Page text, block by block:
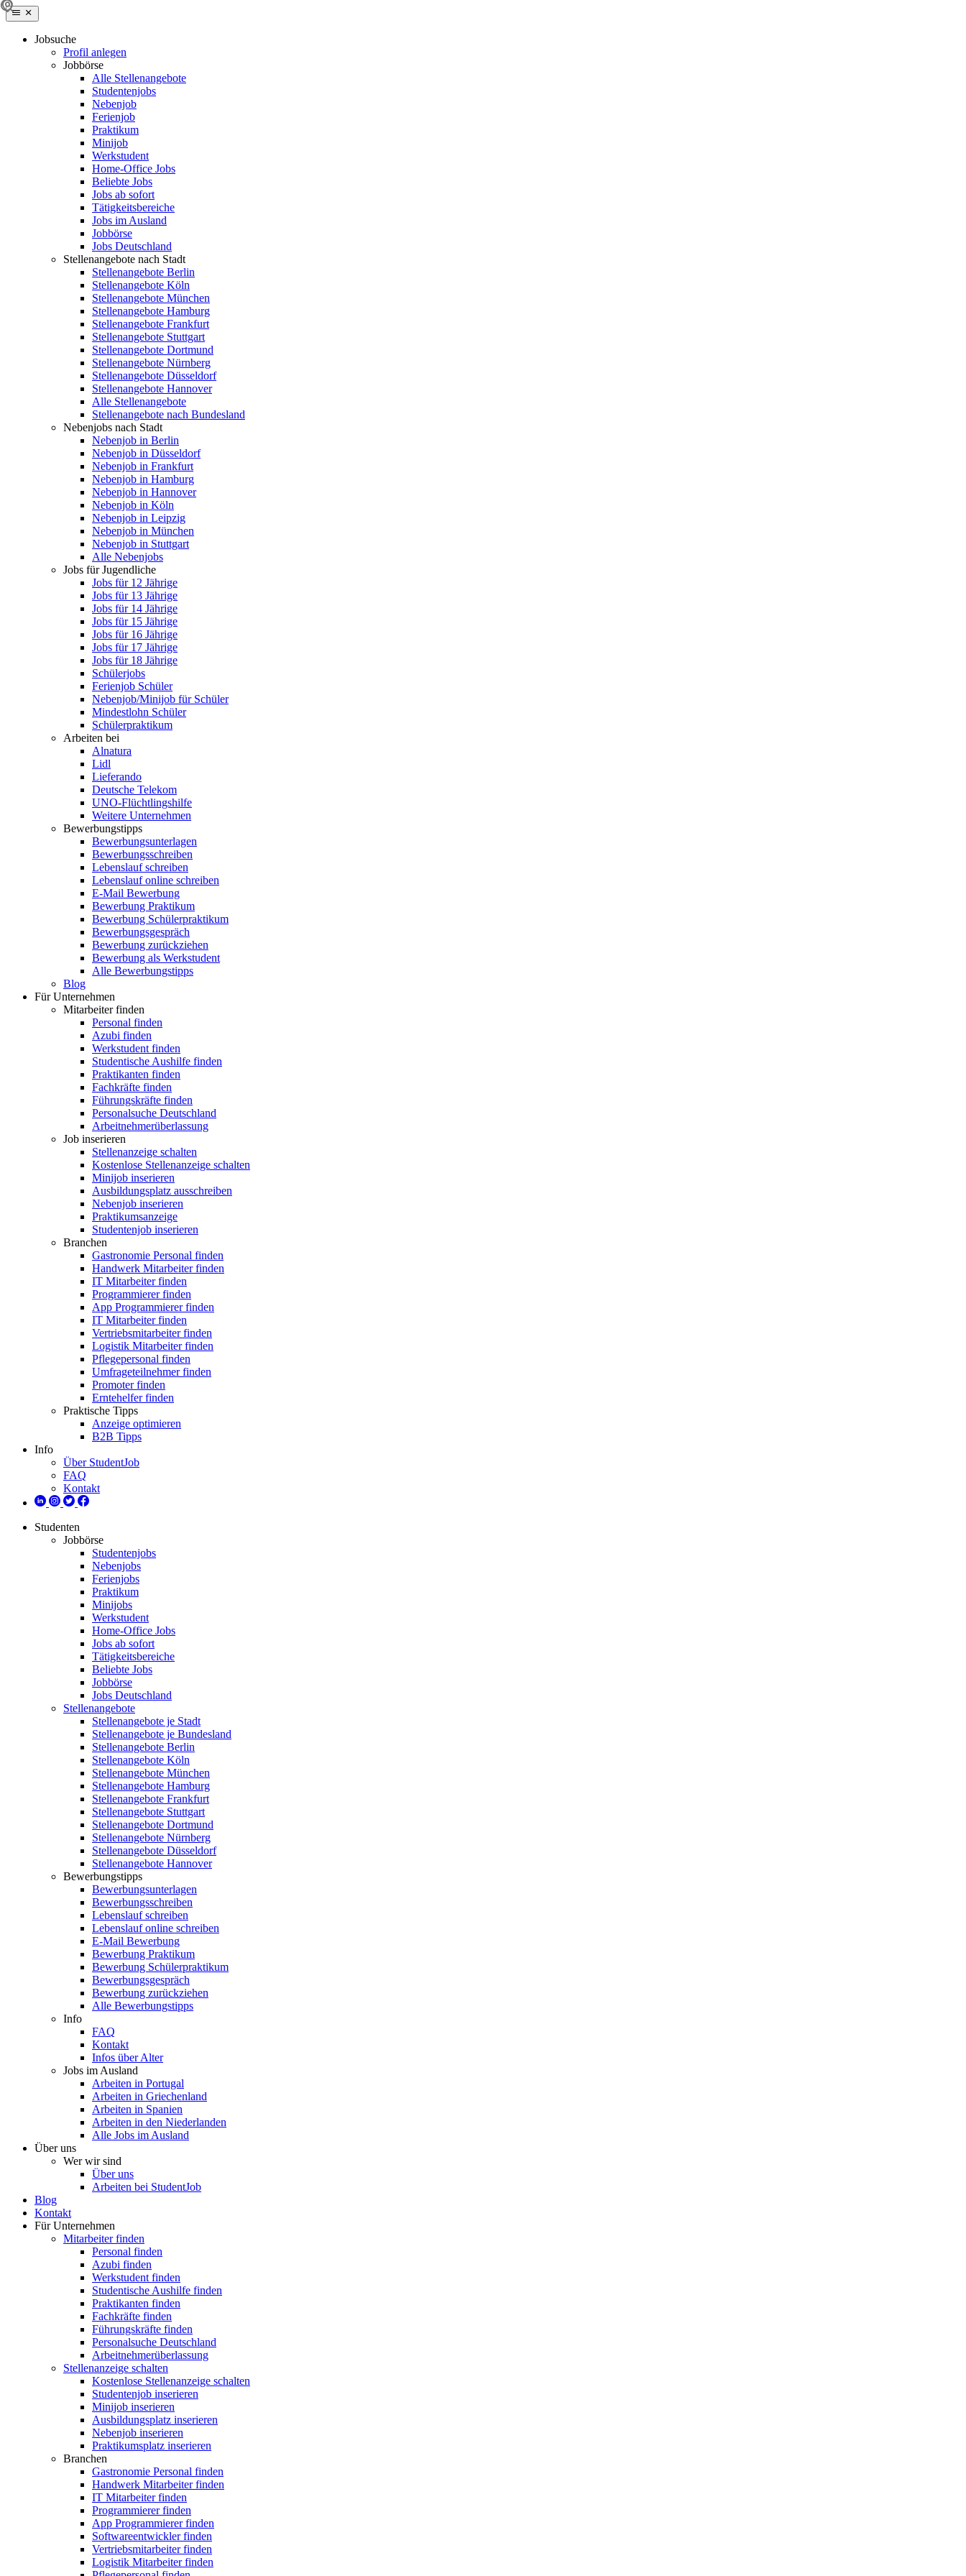
Jobsuche
Profil anlegen
Jobbörse
Alle Stellenangebote
Studentenjobs
Nebenjob
Ferienjob
Praktikum
Minijob
Werkstudent
Home-Office Jobs
Beliebte Jobs
Jobs ab sofort
Tätigkeitsbereiche
Jobs im Ausland
Jobbörse
Jobs Deutschland
Stellenangebote nach Stadt
Stellenangebote Berlin
Stellenangebote Köln
Stellenangebote München
Stellenangebote Hamburg
Stellenangebote Frankfurt
Stellenangebote Stuttgart
Stellenangebote Dortmund
Stellenangebote Nürnberg
Stellenangebote Düsseldorf
Stellenangebote Hannover
Alle Stellenangebote
Stellenangebote nach Bundesland
Nebenjobs nach Stadt
Nebenjob in Berlin
Nebenjob in Düsseldorf
Nebenjob in Frankfurt
Nebenjob in Hamburg
Nebenjob in Hannover
Nebenjob in Köln
Nebenjob in Leipzig
Nebenjob in München
Nebenjob in Stuttgart
Alle Nebenjobs
Jobs für Jugendliche
Jobs für 12 Jährige
Jobs für 13 Jährige
Jobs für 14 Jährige
Jobs für 15 Jährige
Jobs für 16 Jährige
Jobs für 17 Jährige
Jobs für 18 Jährige
Schülerjobs
Ferienjob Schüler
Nebenjob/Minijob für Schüler
Mindestlohn Schüler
Schülerpraktikum
Arbeiten bei
Alnatura
Lidl
Lieferando
Deutsche Telekom
UNO-Flüchtlingshilfe
Weitere Unternehmen
Bewerbungstipps
Bewerbungsunterlagen
Bewerbungsschreiben
Lebenslauf schreiben
Lebenslauf online schreiben
E-Mail Bewerbung
Bewerbung Praktikum
Bewerbung Schülerpraktikum
Bewerbungsgespräch
Bewerbung zurückziehen
Bewerbung als Werkstudent
Alle Bewerbungstipps
Blog
Für Unternehmen
Mitarbeiter finden
Personal finden
Azubi finden
Werkstudent finden
Studentische Aushilfe finden
Praktikanten finden
Fachkräfte finden
Führungskräfte finden
Personalsuche Deutschland
Arbeitnehmerüberlassung
Job inserieren
Stellenanzeige schalten
Kostenlose Stellenanzeige schalten
Minijob inserieren
Ausbildungsplatz ausschreiben
Nebenjob inserieren
Praktikumsanzeige
Studentenjob inserieren
Branchen
Gastronomie Personal finden
Handwerk Mitarbeiter finden
IT Mitarbeiter finden
Programmierer finden
App Programmierer finden
IT Mitarbeiter finden
Vertriebsmitarbeiter finden
Logistik Mitarbeiter finden
Pflegepersonal finden
Umfrageteilnehmer finden
Promoter finden
Erntehelfer finden
Praktische Tipps
Anzeige optimieren
B2B Tipps
Info
Über StudentJob
FAQ
Kontakt
Studenten
Jobbörse
Studentenjobs
Nebenjobs
Ferienjobs
Praktikum
Minijobs
Werkstudent
Home-Office Jobs
Jobs ab sofort
Tätigkeitsbereiche
Beliebte Jobs
Jobbörse
Jobs Deutschland
Stellenangebote
Stellenangebote je Stadt
Stellenangebote je Bundesland
Stellenangebote Berlin
Stellenangebote Köln
Stellenangebote München
Stellenangebote Hamburg
Stellenangebote Frankfurt
Stellenangebote Stuttgart
Stellenangebote Dortmund
Stellenangebote Nürnberg
Stellenangebote Düsseldorf
Stellenangebote Hannover
Bewerbungstipps
Bewerbungsunterlagen
Bewerbungsschreiben
Lebenslauf schreiben
Lebenslauf online schreiben
E-Mail Bewerbung
Bewerbung Praktikum
Bewerbung Schülerpraktikum
Bewerbungsgespräch
Bewerbung zurückziehen
Alle Bewerbungstipps
Info
FAQ
Kontakt
Infos über Alter
Jobs im Ausland
Arbeiten in Portugal
Arbeiten in Griechenland
Arbeiten in Spanien
Arbeiten in den Niederlanden
Alle Jobs im Ausland
Über uns
Wer wir sind
Über uns
Arbeiten bei StudentJob
Blog
Kontakt
Für Unternehmen
Mitarbeiter finden
Personal finden
Azubi finden
Werkstudent finden
Studentische Aushilfe finden
Praktikanten finden
Fachkräfte finden
Führungskräfte finden
Personalsuche Deutschland
Arbeitnehmerüberlassung
Stellenanzeige schalten
Kostenlose Stellenanzeige schalten
Studentenjob inserieren
Minijob inserieren
Ausbildungsplatz inserieren
Nebenjob inserieren
Praktikumsplatz inserieren
Branchen
Gastronomie Personal finden
Handwerk Mitarbeiter finden
IT Mitarbeiter finden
Programmierer finden
App Programmierer finden
Softwareentwickler finden
Vertriebsmitarbeiter finden
Logistik Mitarbeiter finden